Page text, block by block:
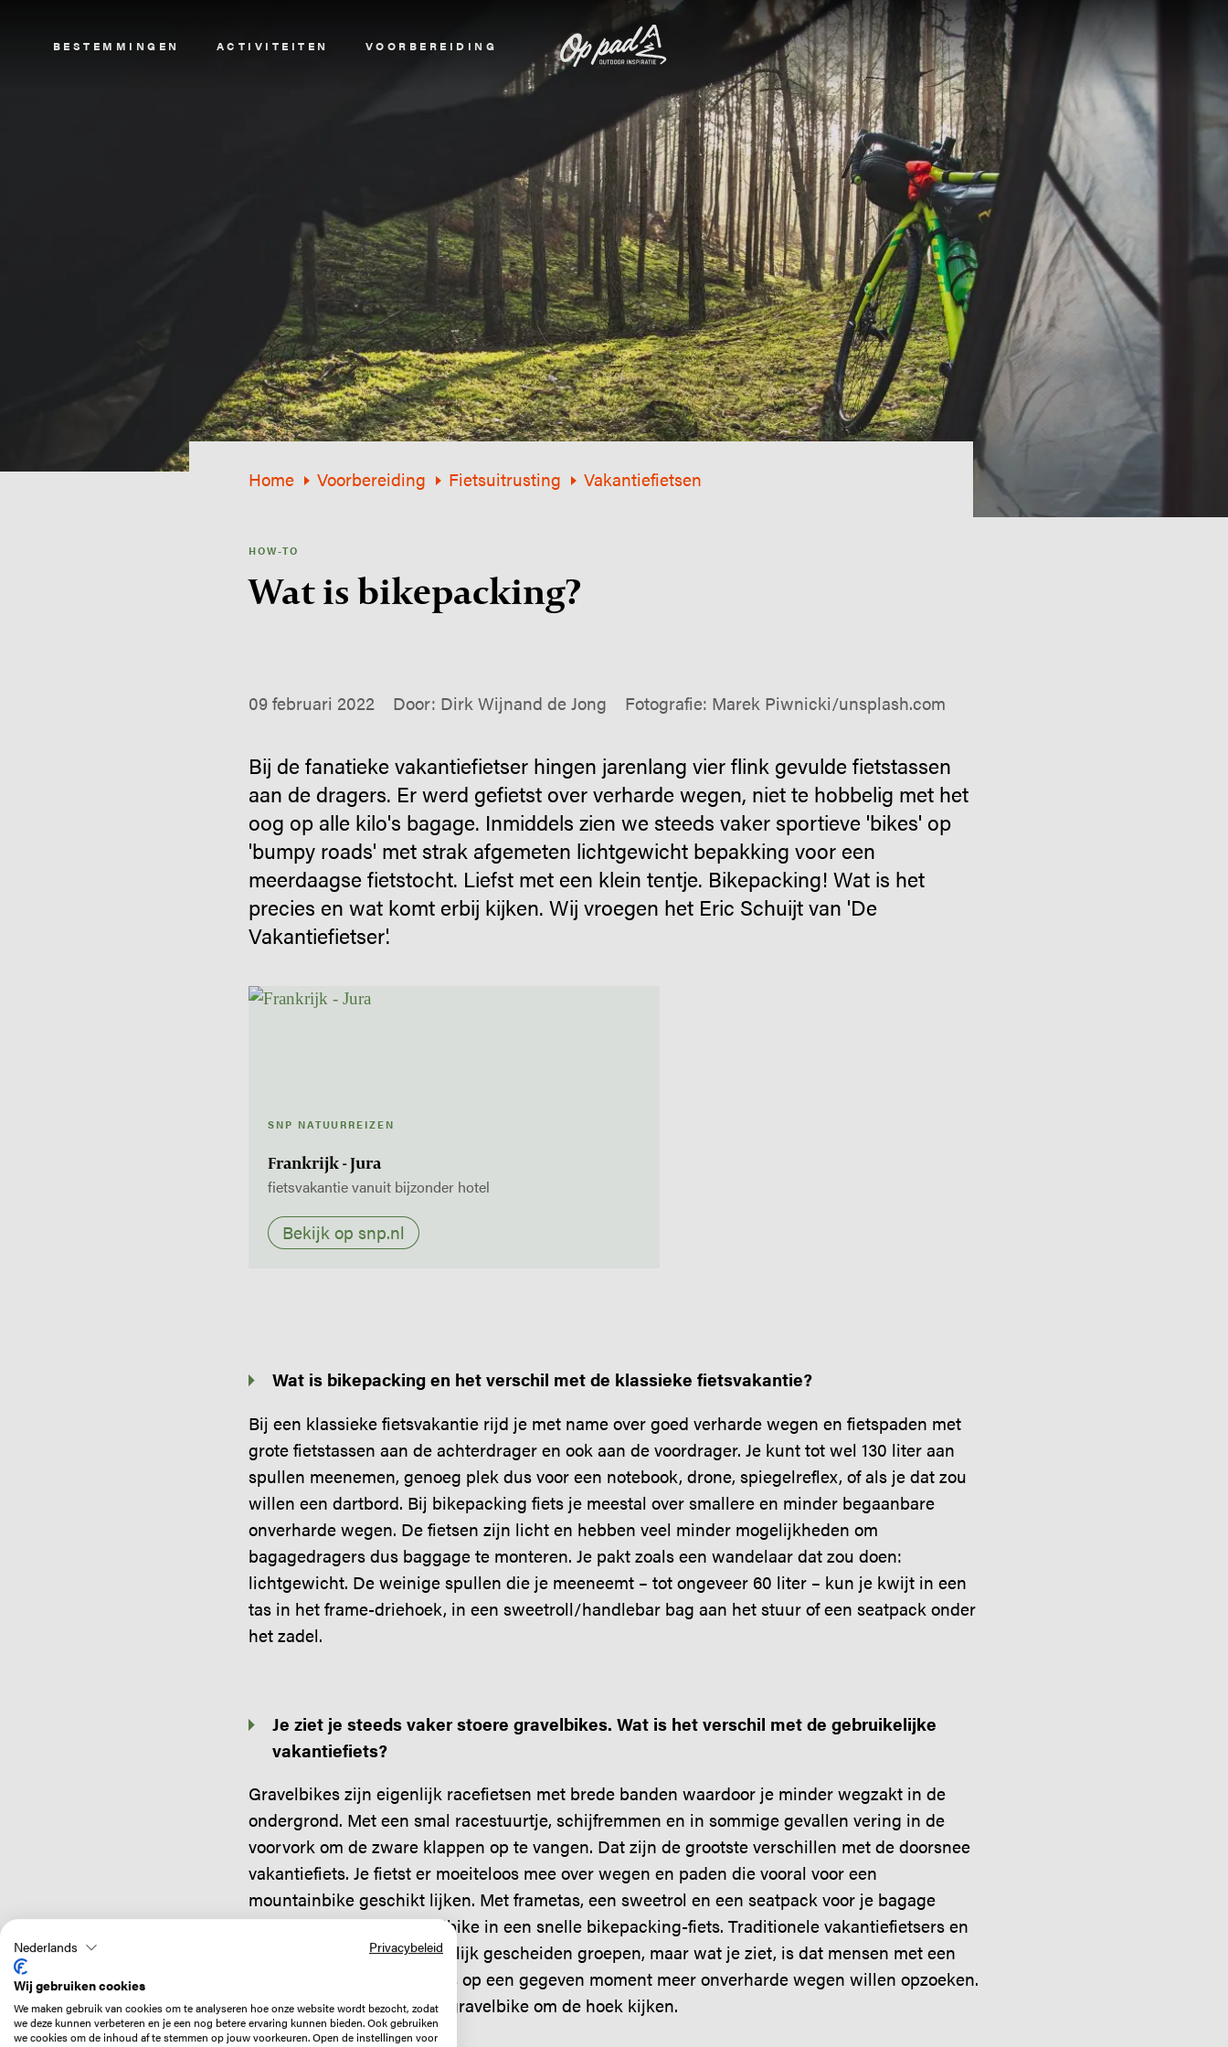
BESTEMMINGEN ACTIVITEITEN VOORBEREIDING
Home Voorbereiding Fietsuitrusting Vakantiefietsen
HOW-TO
Wat is bikepacking?
09 februari 2022 Door: Dirk Wijnand de Jong Fotografie: Marek Piwnicki/unsplash.com
SNP NATUURREIZEN
Frankrijk - Jura
fietsvakantie vanuit bijzonder hotel
Bekijk op snp.nl
Bij de fanatieke vakantiefietser hingen jarenlang vier flink gevulde fietstassen
aan de dragers. Er werd gefietst over verharde wegen, niet te hobbelig met het
oog op alle kilo's bagage. Inmiddels zien we steeds vaker sportieve 'bikes' op
'bumpy roads' met strak afgemeten lichtgewicht bepakking voor een
meerdaagse fietstocht. Liefst met een klein tentje. Bikepacking! Wat is het
precies en wat komt erbij kijken. Wij vroegen het Eric Schuijt van 'De
Vakantiefietser'.
Wat is bikepacking en het verschil met de klassieke fietsvakantie?
Bij een klassieke fietsvakantie rijd je met name over goed verharde wegen en fietspaden met
grote fietstassen aan de achterdrager en ook aan de voordrager. Je kunt tot wel 130 liter aan
spullen meenemen, genoeg plek dus voor een notebook, drone, spiegelreflex, of als je dat zou
willen een dartbord. Bij bikepacking fiets je meestal over smallere en minder begaanbare
onverharde wegen. De fietsen zijn licht en hebben veel minder mogelijkheden om
bagagedragers dus baggage te monteren. Je pakt zoals een wandelaar dat zou doen:
lichtgewicht. De weinige spullen die je meeneemt – tot ongeveer 60 liter – kun je kwijt in een
tas in het frame-driehoek, in een sweetroll/handlebar bag aan het stuur of een seatpack onder
het zadel.
Je ziet je steeds vaker stoere gravelbikes. Wat is het verschil met de gebruikelijke
vakantiefiets?
Gravelbikes zijn eigenlijk racefietsen met brede banden waardoor je minder wegzakt in de
ondergrond. Met een smal racestuurtje, schijfremmen en in sommige gevallen vering in de
voorvork om de zware klappen op te vangen. Dat zijn de grootste verschillen met de doorsnee
vakantiefiets. Je fietst er moeiteloos mee over wegen en paden die vooral voor een
mountainbike geschikt lijken. Met frametas, een sweetrol en een seatpack voor je bagage
transformeert je de gravelbike in een snelle bikepacking-fiets. Traditionele vakantiefietsers en
bikepackers zijn twee redelijk gescheiden groepen, maar wat je ziet, is dat mensen met een
conventionele vakantiefiets op een gegeven moment meer onverharde wegen willen opzoeken.
En dan komt de sportieve gravelbike om de hoek kijken.
Nederlands Privacybeleid
Wij gebruiken cookies
We maken gebruik van cookies om te analyseren hoe onze website wordt bezocht, zodat
we deze kunnen verbeteren en je een nog betere ervaring kunnen bieden. Ook gebruiken
we cookies om de inhoud af te stemmen op jouw voorkeuren. Open de instellingen voor